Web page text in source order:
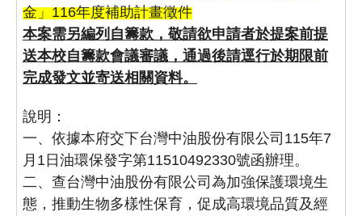
金」116年度補助計畫徵件
本案需另編列自籌款，敬請欲申請者於提案前提
送本校自籌款會議審議，通過後請逕行於期限前
完成發文並寄送相關資料。
說明：
一、依據本府交下台灣中油股份有限公司115年7
月1日油環保發字第11510492330號函辦理。
二、查台灣中油股份有限公司為加強保護環境生
態，推動生物多樣性保育，促成高環境品質及經